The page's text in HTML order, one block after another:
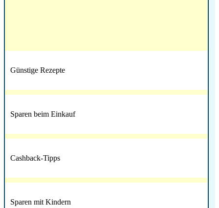
Günstige Rezepte
Sparen beim Einkauf
Cashback-Tipps
Sparen mit Kindern